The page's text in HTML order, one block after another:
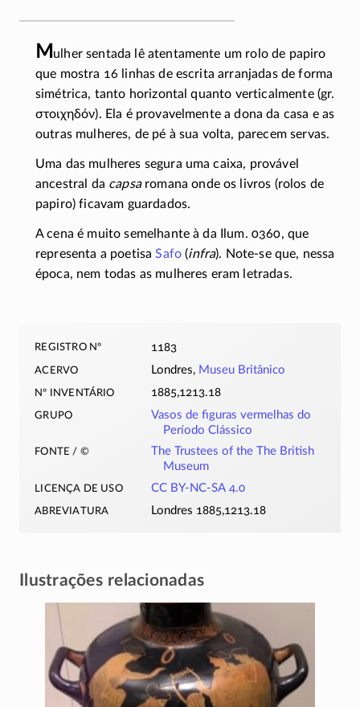
M ulher sentada lê atentamente um rolo de papiro
que mostra 16 linhas de escrita arranjadas de forma
simétrica, tanto horizontal quanto verticalmente (gr.
στοιχηδόν). Ela é provavelmente a dona da casa e as
outras mulheres, de pé à sua volta, parecem servas.
Uma das mulheres segura uma caixa, provável
ancestral da capsaromana onde os livros (rolos de
papiro) ficavam guardados.
A cena é muito semelhante à da Ilum. 0360, que
representa a poetisaSafo (infra). Note-seque, nessa
época, nem todas as mulheres eram letradas.
registro nº 1183
acervo Londres, Museu Britânico
nº inventário 1885,1213.18
grupo
Vasos de figuras vermelhas do
Período Clássico
fonte / ©
The Trustees of the The British
Museum
licença de uso CC BY-NC-SA 4.0
abreviatura Londres 1885,1213.18
Ilustrações relacionadas